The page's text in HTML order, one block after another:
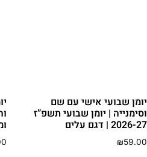
שבועי אישי עם שם
| יומן שבועי תשפ”ז
27 | דגם עלים
₪